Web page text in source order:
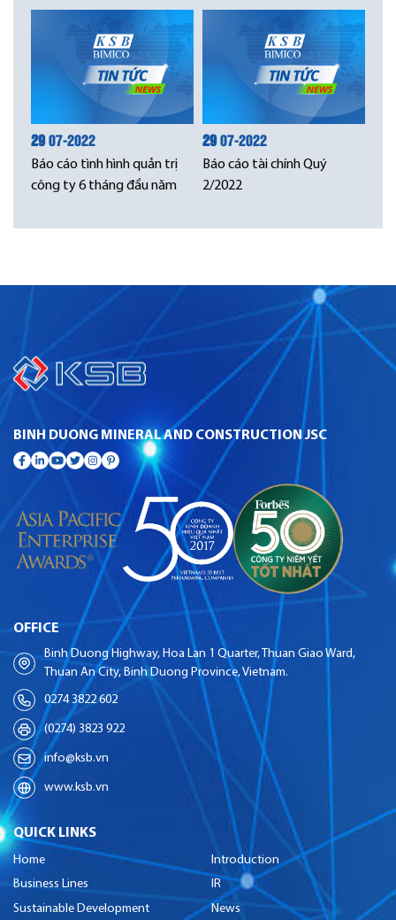
2907-2022
Báo cáo tình hình quản trị
công ty 6 tháng đầu năm
2907-2022
Báo cáo tài chính Quý
2/2022
BINH DUONG MINERAL AND CONSTRUCTION JSC
OFFICE
Binh Duong Highway, Hoa Lan 1 Quarter, Thuan Giao Ward,
Thuan An City, Binh Duong Province, Vietnam.
0274 3822 602
(0274) 3823 922
info@ksb.vn
www.ksb.vn
QUICK LINKS
Home
Introduction
Business Lines
IR
Sustainable Development
News